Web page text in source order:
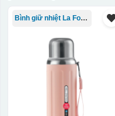
Bình giữ nhiệt La Fonte